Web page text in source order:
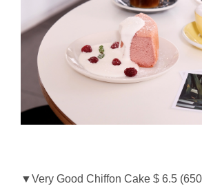
▼Very Good Chiffon Cake $ 6.5